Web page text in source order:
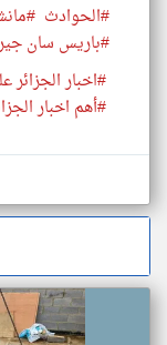
#الحوادث
#باريس سان
#اخبار الجزائر
#أهم اخبار